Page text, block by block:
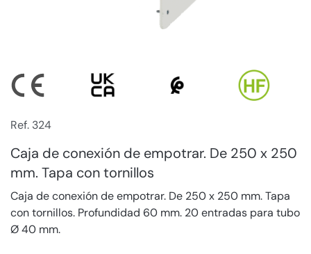
Ref. 324
Caja de conexión de empotrar. De 250 x 250
mm. Tapa con tornillos
Caja de conexión de empotrar. De 250 x 250 mm. Tapa
con tornillos. Profundidad 60 mm. 20 entradas para tubo
Ø 40 mm.